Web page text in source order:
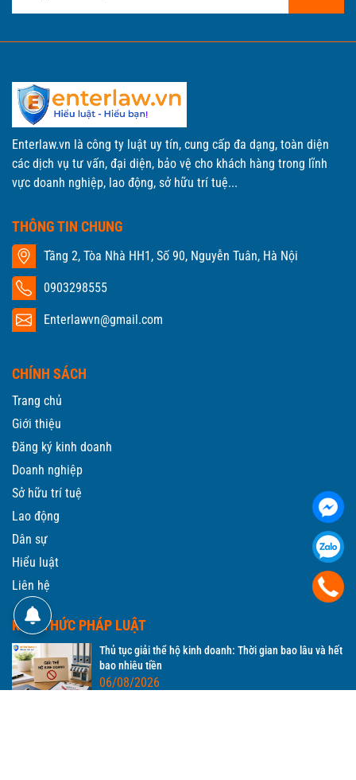
Enterlaw.vn là công ty luật uy tín, cung cấp đa dạng, toàn diện
các dịch vụ tư vấn, đại diện, bảo vệ cho khách hàng trong lĩnh
vực doanh nghiệp, lao động, sở hữu trí tuệ...
THÔNG TIN CHUNG
Tầng 2, Tòa Nhà HH1, Số 90, Nguyễn Tuân, Hà Nội
0903298555
Enterlawvn@gmail.com
CHÍNH SÁCH
Trang chủ
Giới thiệu
Đăng ký kinh doanh
Doanh nghiệp
Sở hữu trí tuệ
Lao động
Dân sự
Hiểu luật
Liên hệ
KIẾN THỨC PHÁP LUẬT
Thủ tục giải thể hộ kinh doanh: Thời gian bao lâu và hết
bao nhiêu tiền
06/08/2026